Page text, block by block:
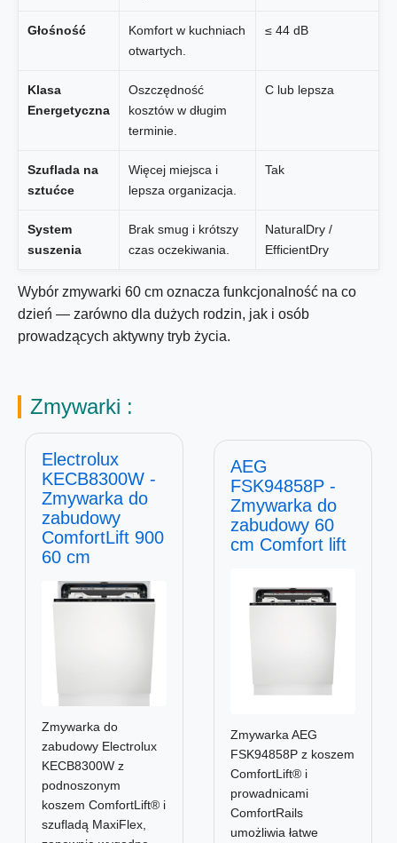
Głośność
Komfort w kuchniach
otwartych.
≤ 44 dB
Klasa
Energetyczna
Oszczędność
kosztów w długim
terminie.
C lub lepsza
Szuflada na
sztućce
Więcej miejsca i
lepsza organizacja.
Tak
System
suszenia
Brak smug i krótszy
czas oczekiwania.
NaturalDry /
EfficientDry
Wybór zmywarki 60 cm oznacza funkcjonalność na co
dzień — zarówno dla dużych rodzin, jak i osób
prowadzących aktywny tryb życia.
Zmywarki :
Electrolux
KECB8300W -
Zmywarka do
zabudowy
ComfortLift 900
60 cm
Zmywarka do
zabudowy Electrolux
KECB8300W z
podnoszonym
koszem ComfortLift® i
szufladą MaxiFlex,
AEG
FSK94858P -
Zmywarka do
zabudowy 60
cm Comfort lift
Zmywarka AEG
FSK94858P z koszem
ComfortLift® i
prowadnicami
ComfortRails
umożliwia łatwe